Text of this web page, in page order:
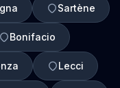
Sartène
Bonifacio
Lecci